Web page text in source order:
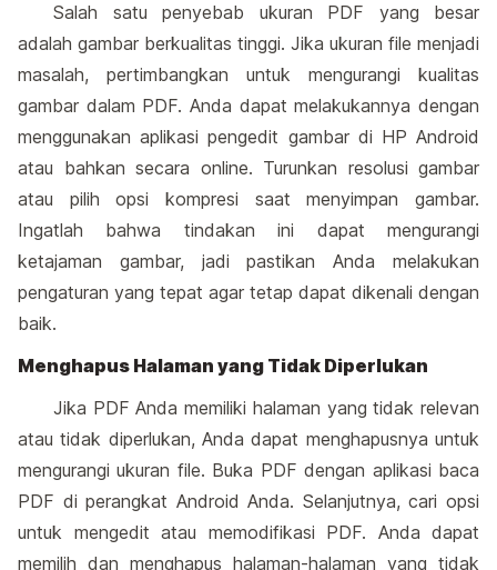
Salah satu penyebab ukuran PDF yang besar
adalah gambar berkualitas tinggi. Jika ukuran file menjadi
masalah, pertimbangkan untuk mengurangi kualitas
gambar dalam PDF. Anda dapat melakukannya dengan
menggunakan aplikasi pengedit gambar di HP Android
atau bahkan secara online. Turunkan resolusi gambar
atau pilih opsi kompresi saat menyimpan gambar.
Ingatlah bahwa tindakan ini dapat mengurangi
ketajaman gambar, jadi pastikan Anda melakukan
pengaturan yang tepat agar tetap dapat dikenali dengan
baik.
Menghapus Halaman yang Tidak Diperlukan
Jika PDF Anda memiliki halaman yang tidak relevan
atau tidak diperlukan, Anda dapat menghapusnya untuk
mengurangi ukuran file. Buka PDF dengan aplikasi baca
PDF di perangkat Android Anda. Selanjutnya, cari opsi
untuk mengedit atau memodifikasi PDF. Anda dapat
memilih dan menghapus halaman-halaman yang tidak